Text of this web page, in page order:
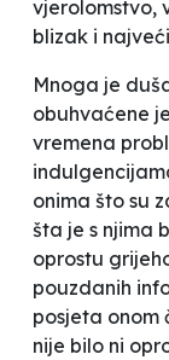
vjerolomstvo,
blizak i
Mnoga je
obuhvaćene
vremena
onima što su
šta je s njima
oprostu
pouzdanih
posjeta onom
nije bilo ni